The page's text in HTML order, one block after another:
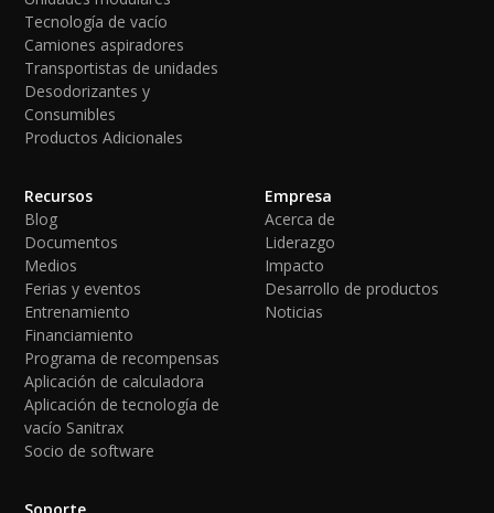
Tecnología de vacío
Camiones aspiradores
Transportistas de unidades
Desodorizantes y
Consumibles
Productos Adicionales
Recursos
Blog
Documentos
Medios
Ferias y eventos
Entrenamiento
Financiamiento
Programa de recompensas
Aplicación de calculadora
Aplicación de tecnología de
vacío Sanitrax
Socio de software
Empresa
Acerca de
Liderazgo
Impacto
Desarrollo de productos
Noticias